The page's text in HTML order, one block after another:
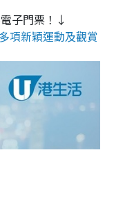
子門票！↓
項新穎運動及觀賞